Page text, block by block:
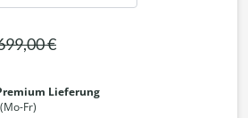
€
Lieferung
Fr)